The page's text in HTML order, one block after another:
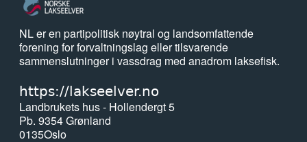
NL er en partipolitisk nøytral og landsomfattende
forening for forvaltningslag eller tilsvarende
sammenslutninger i vassdrag med anadrom laksefisk.
https://lakseelver.no
Landbrukets hus - Hollendergt 5
Pb. 9354 Grønland
0135Oslo